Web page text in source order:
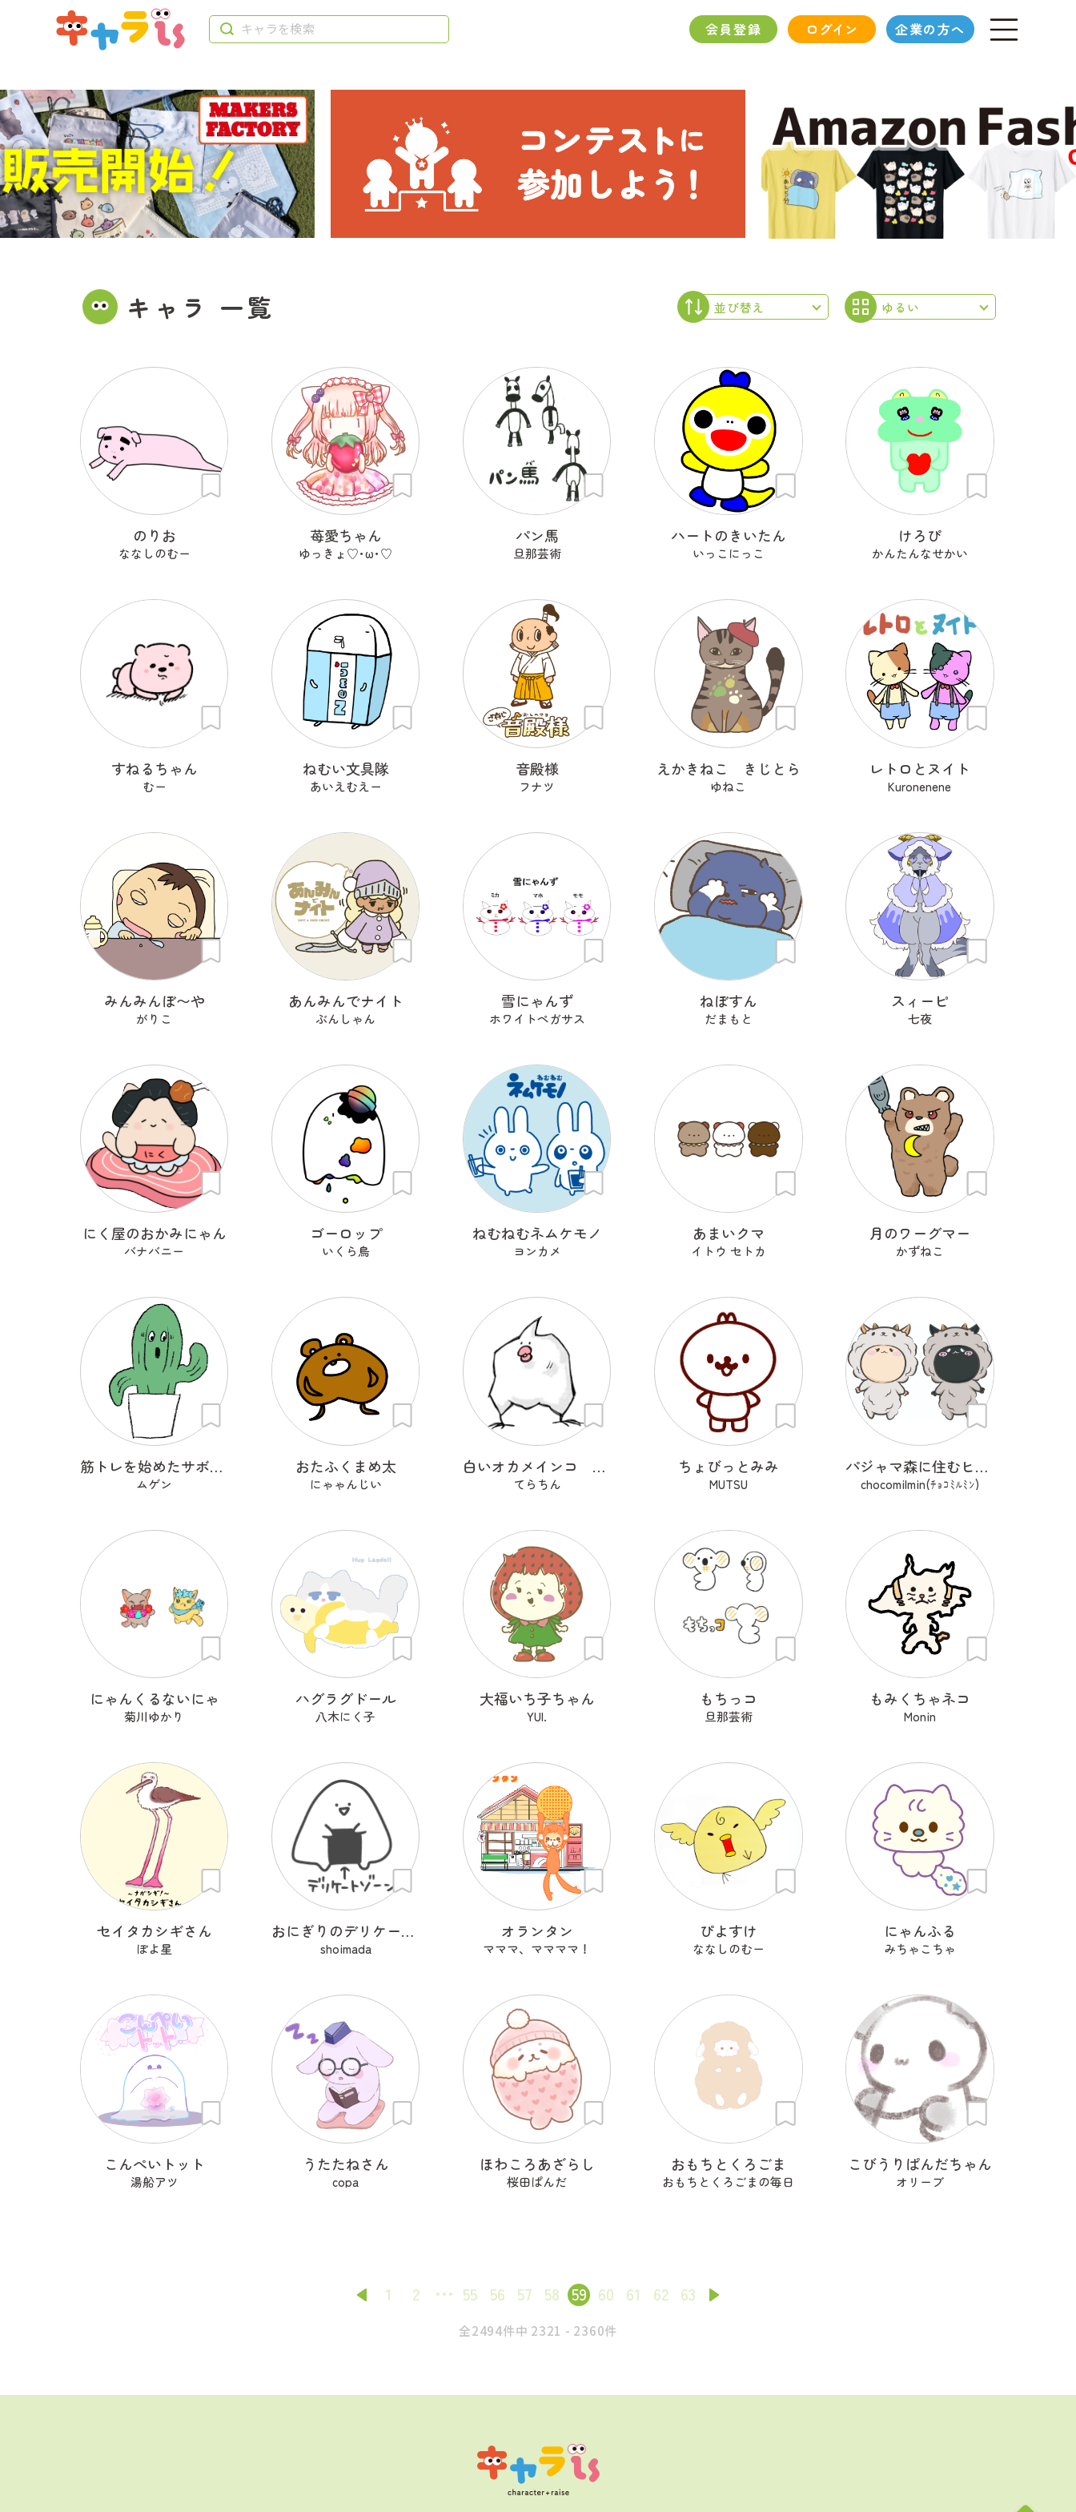
会員登録 ログイン 企業の方へ
キャラ 一覧
のりお
ななしのむー
苺愛ちゃん
ゆっきょ♡･ω･♡
パン馬
旦那芸術
ハートのきいたん
いっこにっこ
けろぴ
かんたんなせかい
すねるちゃん
むー
ねむい文具隊
あいえむえー
音殿様
フナツ
えかきねこ きじとら
ゆねこ
レトロとヌイト
Kuronenene
みんみんぼ〜や
がりこ
あんみんでナイト
ぶんしゃん
雪にゃんず
ホワイトペガサス
ねぼすん
だまもと
スィーピ
七夜
にく屋のおかみにゃん
バナバニー
ゴーロップ
いくら鳥
ねむねむネムケモノ
ヨンカメ
あまいクマ
イトウ セトカ
月のワーグマー
かずねこ
筋トレを始めたサボテン
ムゲン
おたふくまめ太
にゃゃんじい
白いオカメインコ アルシンド
てらちん
ちょびっとみみ
MUTSU
パジャマ森に住むヒツジ？のシィとメェ
chocomilmin(ﾁｮｺﾐﾙﾐﾝ)
にゃんくるないにゃ
菊川ゆかり
ハグラグドール
八木にく子
大福いち子ちゃん
YUI.
もちっコ
旦那芸術
もみくちゃネコ
Monin
セイタカシギさん
ぽよ星
おにぎりのデリケートゾーン
shoimada
オランタン
マママ、ママママ！
ぴよすけ
ななしのむー
にゃんふる
みちゃこちゃ
こんぺいトット
湯船アツ
うたたねさん
copa
ほわころあざらし
桜田ぱんだ
おもちとくろごま
おもちとくろごまの毎日
こびうりぱんだちゃん
オリーブ
1 2 55 56 57 58 59 60 61 62 63
全2494件中 2321 - 2360件